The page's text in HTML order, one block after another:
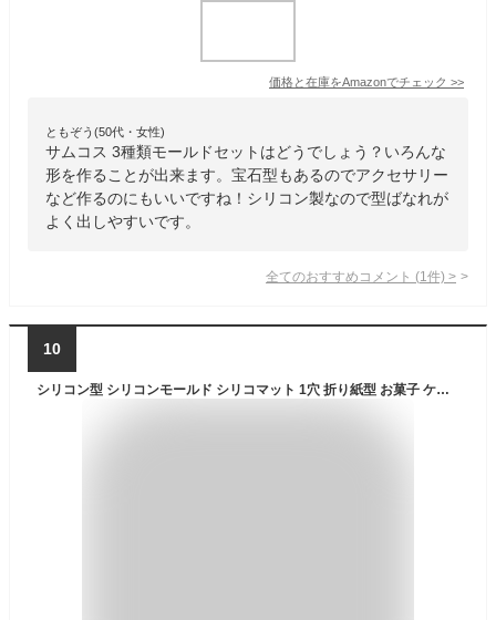
価格と在庫をAmazonでチェック >>
ともぞう(50代・女性)
サムコス 3種類モールドセットはどうでしょう？いろんな
形を作ることが出来ます。宝石型もあるのでアクセサリー
など作るのにもいいですね！シリコン製なので型ばなれが
よく出しやすいです。
全てのおすすめコメント (1 件) >
10
シリコン型 シリコンモールド シリコマット 1穴 折り紙型 お菓子 ケーキ 丸 道具 マフィン ムース型 ベーキング チョコレート型 金型 3D抜き型 DIY 調理器具 3D抜き型 diy ホワイト バレンタイン